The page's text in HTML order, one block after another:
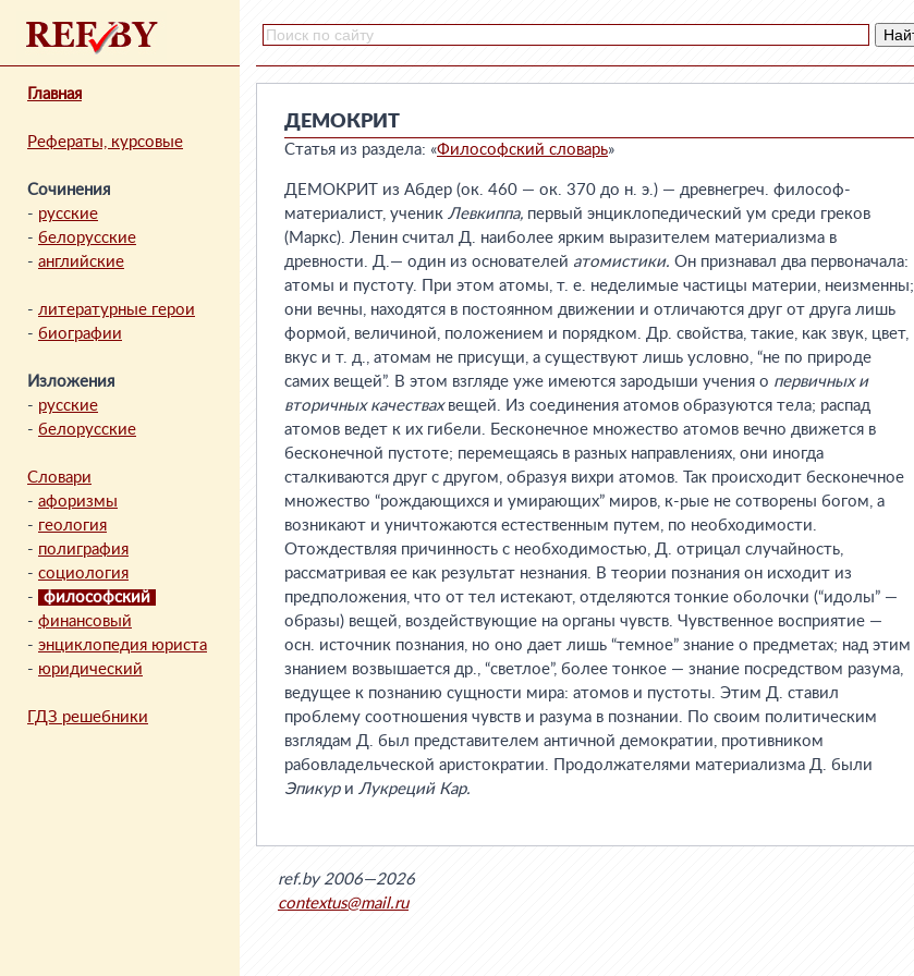
Главная
Рефераты, курсовые
Сочинения
- русские
- белорусские
- английские
- литературные герои
- биографии
Изложения
- русские
- белорусские
Словари
- афоризмы
- геология
- полиграфия
- социология
-
философский
- финансовый
- энциклопедия юриста
- юридический
ГДЗ решебники
ДЕМОКРИТ
Статья из раздела: «Философский словарь»
ДЕМОКРИТ из Абдер (ок. 460 — ок. 370 до н. э.) — древнегреч. философ-
материалист, ученик Левкиппа, первый энциклопедический ум среди греков
(Маркс). Ленин считал Д. наиболее ярким выразителем материализма в
древности. Д.— один из основателей атомистики. Он признавал два первоначала:
атомы и пустоту. При этом атомы, т. е. неделимые частицы материи, неизменны;
они вечны, находятся в постоянном движении и отличаются друг от друга лишь
формой, величиной, положением и порядком. Др. свойства, такие, как звук, цвет,
вкус и т. д., атомам не присущи, а существуют лишь условно, “не по природе
самих вещей”. В этом взгляде уже имеются зародыши учения о первичных и
вторичных качествахвещей. Из соединения атомов образуются тела; распад
атомов ведет к их гибели. Бесконечное множество атомов вечно движется в
бесконечной пустоте; перемещаясь в разных направлениях, они иногда
сталкиваются друг с другом, образуя вихри атомов. Так происходит бесконечное
множество “рождающихся и умирающих” миров, к-рые не сотворены богом, а
возникают и уничтожаются естественным путем, по необходимости.
Отождествляя причинность с необходимостью, Д. отрицал случайность,
рассматривая ее как результат незнания. В теории познания он исходит из
предположения, что от тел истекают, отделяются тонкие оболочки (“идолы” —
образы) вещей, воздействующие на органы чувств. Чувственное восприятие —
осн. источник познания, но оно дает лишь “темное” знание о предметах; над этим
знанием возвышается др., “светлое”, более тонкое — знание посредством разума,
ведущее к познанию сущности мира: атомов и пустоты. Этим Д. ставил
проблему соотношения чувств и разума в познании. По своим политическим
взглядам Д. был представителем античной демократии, противником
рабовладельческой аристократии. Продолжателями материализма Д. были
Эпикури Лукреций Кар.
ref.by 2006—2026
contextus@mail.ru